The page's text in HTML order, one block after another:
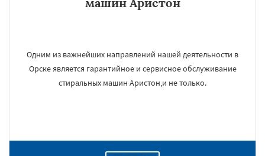
Одним из важнейших направлений нашей деятельности в
Орске является гарантийное и сервисное обслуживание
стиральных машин Аристон,и не только.